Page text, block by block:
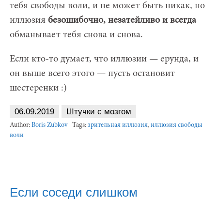
тебя свободы воли, и не может быть никак, но
иллюзия безошибочно, незатейливо и всегда
обманывает тебя снова и снова.
Если кто-то думает, что иллюзии — ерунда, и
он выше всего этого — пусть остановит
шестеренки :)
06.09.2019 Штучки с мозгом
Author: Boris Zubkov Tags: зрительная иллюзия, иллюзия свободы
воли
Если соседи слишком